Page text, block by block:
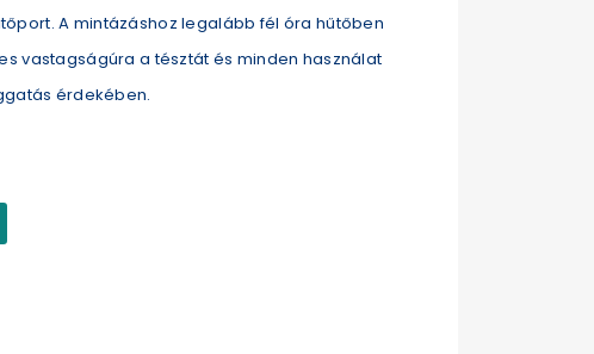
A mintázáshoz legalább fél óra hűtőben
vastagságúra a tésztát és minden használat
érdekében.